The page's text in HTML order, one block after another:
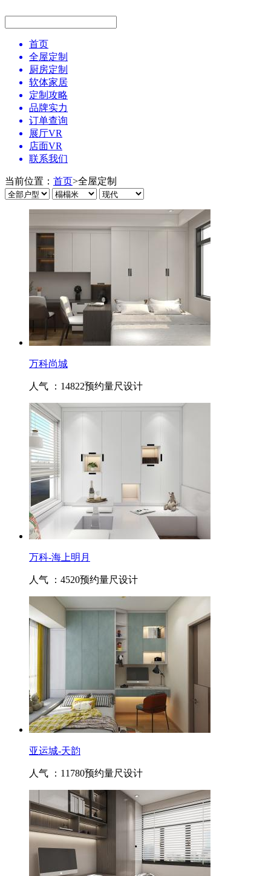
首页
全屋定制
厨房定制
软体家居
定制攻略
品牌实力
订单查询
展厅VR
店面VR
联系我们
当前位置： 首页>全屋定制
万科尚城
人气 ：14822预约量尺设计
万科-海上明月
人气 ：4520预约量尺设计
亚运城-天韵
人气 ：11780预约量尺设计